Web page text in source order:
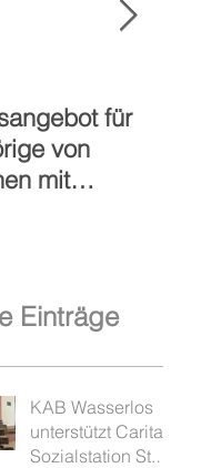
für
von
mit
Einträge
KAB Wasserlos
unterstützt Caritas
Sozialstation St.